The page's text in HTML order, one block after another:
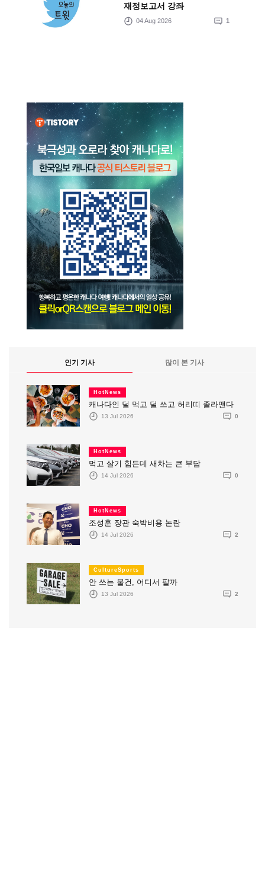
재정보고서 강좌
04 Aug 2026 1
인기 기사 많이 본 기사
HotNews
캐나다인 덜 먹고 덜 쓰고 허리띠 졸라맨다
13 Jul 2026 0
HotNews
먹고 살기 힘든데 새차는 큰 부담
14 Jul 2026 0
HotNews
조성훈 장관 숙박비용 논란
14 Jul 2026 2
CultureSports
안 쓰는 물건, 어디서 팔까
13 Jul 2026 2